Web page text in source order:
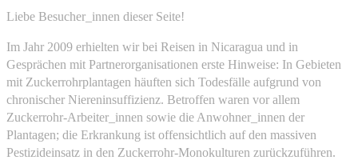
Liebe Besucher_innen dieser Seite!
Im Jahr 2009 erhielten wir bei Reisen in Nicaragua und in
Gesprächen mit Partnerorganisationen erste Hinweise: In Gebieten
mit Zuckerrohrplantagen häuften sich Todesfälle aufgrund von
chronischer Niereninsuffizienz. Betroffen waren vor allem
Zuckerrohr-Arbeiter_innen sowie die Anwohner_innen der
Plantagen; die Erkrankung ist offensichtlich auf den massiven
Pestizideinsatz in den Zuckerrohr-Monokulturen zurückzuführen.